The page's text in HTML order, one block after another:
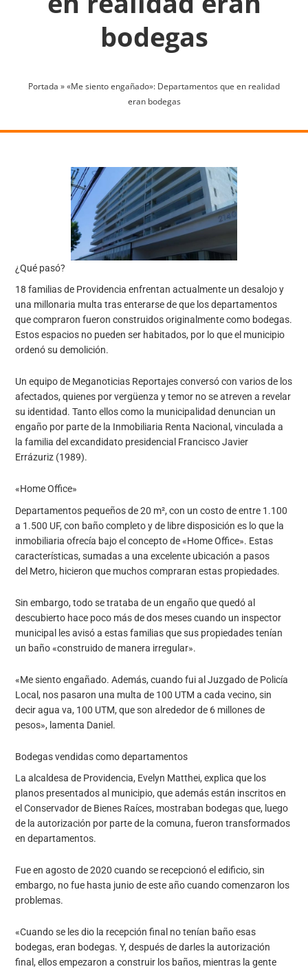
bodegas
Portada » «Me siento engañado»: Departamentos que en realidad
eran bodegas
¿Qué pasó?
18 familias de Providencia enfrentan actualmente un desalojo y
una millonaria multa tras enterarse de que los departamentos
que compraron fueron construidos originalmente como bodegas.
Estos espacios no pueden ser habitados, por lo que el municipio
ordenó su demolición.
Un equipo de Meganoticias Reportajes conversó con varios de los
afectados, quienes por vergüenza y temor no se atreven a revelar
su identidad. Tanto ellos como la municipalidad denuncian un
engaño por parte de la Inmobiliaria Renta Nacional, vinculada a
la familia del excandidato presidencial Francisco Javier
Errázuriz (1989).
«Home Office»
Departamentos pequeños de 20 m², con un costo de entre 1.100
a 1.500 UF, con baño completo y de libre disposición es lo que la
inmobiliaria ofrecía bajo el concepto de «Home Office». Estas
características, sumadas a una excelente ubicación a pasos
del Metro, hicieron que muchos compraran estas propiedades.
Sin embargo, todo se trataba de un engaño que quedó al
descubierto hace poco más de dos meses cuando un inspector
municipal les avisó a estas familias que sus propiedades tenían
un baño «construido de manera irregular».
«Me siento engañado. Además, cuando fui al Juzgado de Policía
Local, nos pasaron una multa de 100 UTM a cada vecino, sin
decir agua va, 100 UTM, que son alrededor de 6 millones de
pesos», lamenta Daniel.
Bodegas vendidas como departamentos
La alcaldesa de Providencia, Evelyn Matthei, explica que los
planos presentados al municipio, que además están inscritos en
el Conservador de Bienes Raíces, mostraban bodegas que, luego
de la autorización por parte de la comuna, fueron transformados
en departamentos.
Fue en agosto de 2020 cuando se recepcionó el edificio, sin
embargo, no fue hasta junio de este año cuando comenzaron los
problemas.
«Cuando se les dio la recepción final no tenían baño esas
bodegas, eran bodegas. Y, después de darles la autorización
final, ellos empezaron a construir los baños, mientras la gente